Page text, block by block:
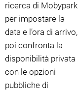
ricerca di Mobypark
per impostare la
data e l’ora di arrivo,
poi confronta la
disponibilità privata
con le opzioni
pubbliche di